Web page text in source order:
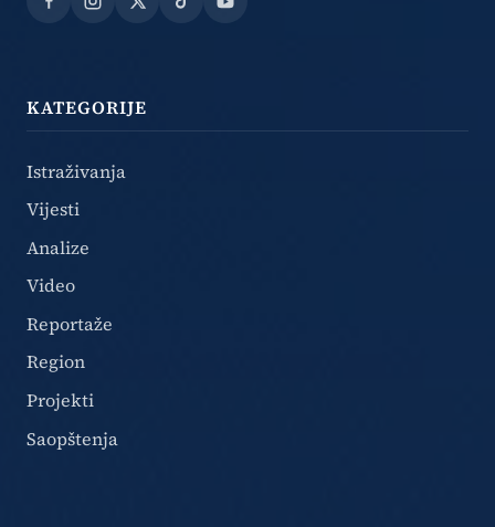
Facebook
Instagram
X TikTokYouTube
KATEGORIJE
Istraživanja
Vijesti
Analize
Video
Reportaže
Region
Projekti
Saopštenja